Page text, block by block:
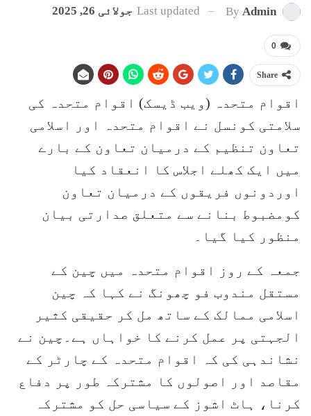
By Admin
Last updated جولائی 26, 2025
0
Share
اقوام متحدہ (ویب ڈیسک) اقوام متحدہ کی
سلامتی کونسل نے اقوام متحدہ اور اسلامی
تعاون تنظیم کے درمیان تعاون کے بارے
میں ایک کھلے اجلاس کا انعقاد کیا
اوردونوں فریقوں کے درمیان تعاون
کومضبوط بنانے سے متعلق صدارتی بیان
منظور کیا گیا۔
جمعہ کے روز اقوام متحدہ میں چین کے
مستقل مندوب فو چھونگ نے کہا کہ چین
اسلامی ممالک کے ساتھ مل کر حقیقی کثیر
الجہتی پر عمل کرنے کا خواہاں ہے۔چین نے
نشاندہی کی کہ اقوام متحدہ کے چارٹر کے
مقاصد اور اصولوں کا مشترکہ طور پر دفاع
کرنا، ہاٹ اشوز کے سیاسی حل کو مشترکہ